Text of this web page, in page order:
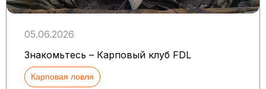
05.06.2026
Знакомьтесь – Карповый клуб FDL
Карповая ловля